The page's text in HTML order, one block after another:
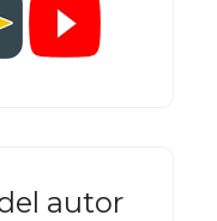
autor